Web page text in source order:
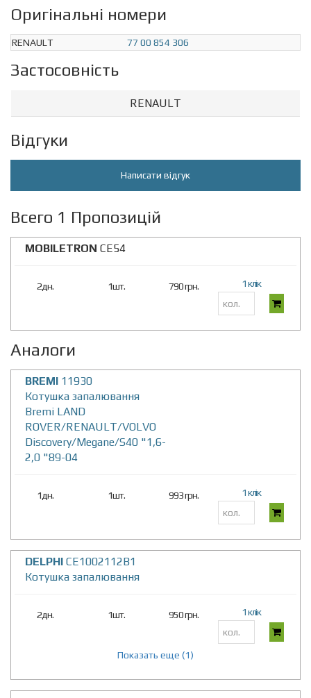
Оригінальні номери
RENAULT 77 00 854 306
Застосовність
RENAULT
Відгуки
Написати відгук
Всего 1 Пропозицій
MOBILETRON CE54
2дн. 1шт. 790 грн. 1 клік
Аналоги
BREMI 11930
Котушка запалювання
Bremi LAND
ROVER/RENAULT/VOLVO
Discovery/Megane/S40 "1,6-
2,0 "89-04
1дн. 1шт. 993 грн. 1 клік
DELPHI CE1002112B1
Котушка запалювання
2дн. 1шт. 950 грн. 1 клік
Показать еще (1)